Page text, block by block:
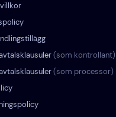
(som kontrollant)
(som processor)